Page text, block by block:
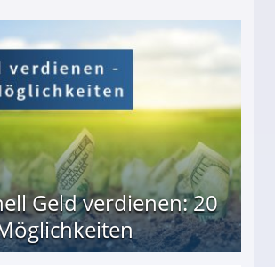
Geld verdienen: 20